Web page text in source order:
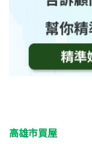
高雄市買屋